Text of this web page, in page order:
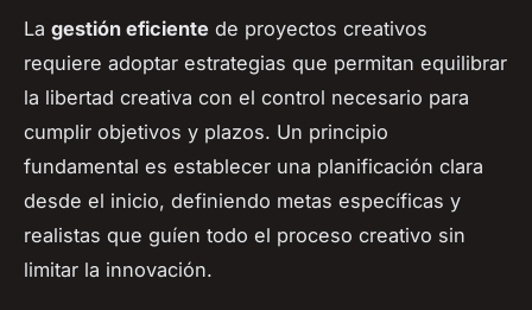
La gestión eficiente de proyectos creativos
requiere adoptar estrategias que permitan equilibrar
la libertad creativa con el control necesario para
cumplir objetivos y plazos. Un principio
fundamental es establecer una planificación clara
desde el inicio, definiendo metas específicas y
realistas que guíen todo el proceso creativo sin
limitar la innovación.